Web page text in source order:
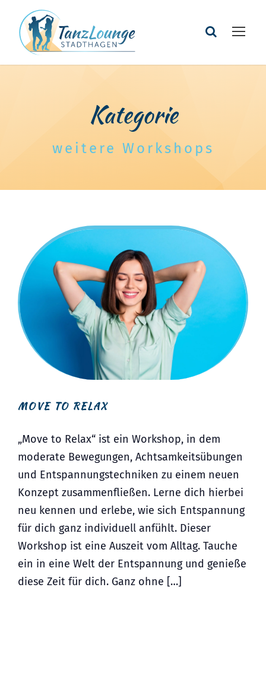
Kategorie
weitere Workshops
MOVE TO RELAX
„Move to Relax“ ist ein Workshop, in dem
moderate Bewegungen, Achtsamkeitsübungen
und Entspannungstechniken zu einem neuen
Konzept zusammenfließen. Lerne dich hierbei
neu kennen und erlebe, wie sich Entspannung
für dich ganz individuell anfühlt. Dieser
Workshop ist eine Auszeit vom Alltag. Tauche
ein in eine Welt der Entspannung und genieße
diese Zeit für dich. Ganz ohne […]